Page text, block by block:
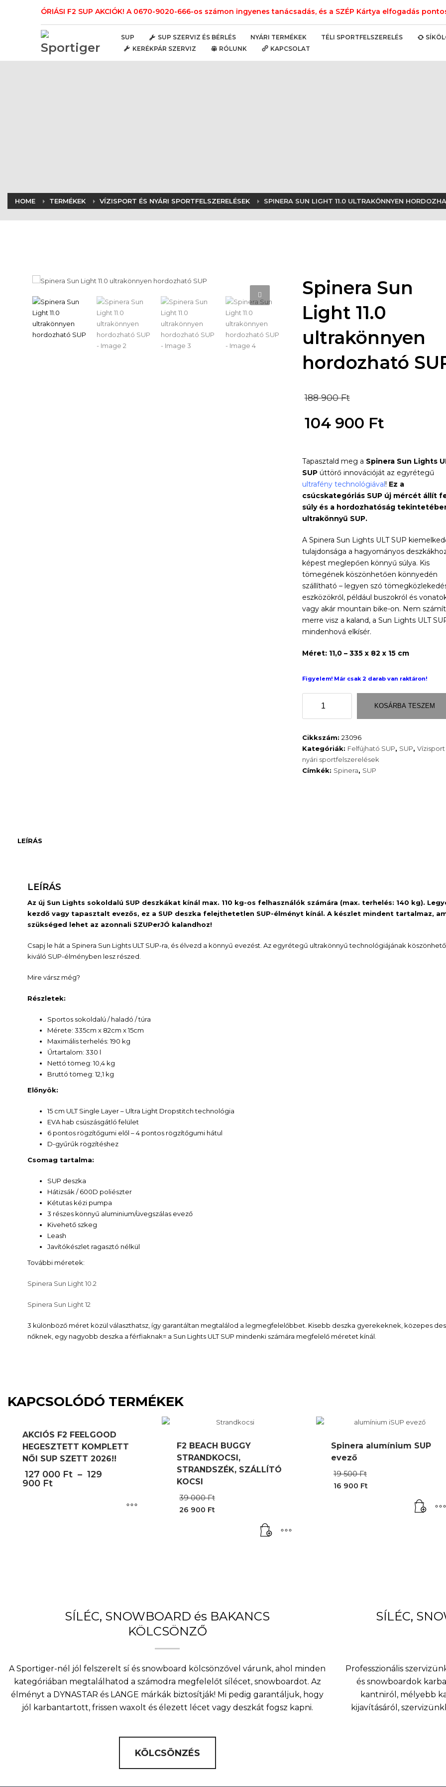
ÓRIÁSI F2 SUP AKCIÓK! A 0670-9020-666-os számon ingyenes tanácsadás, és a SZÉP Kártya elfogadás
SUP SUP SZERVIZ ÉS BÉRLÉS NYÁRI TERMÉKEK TÉLI SPORTFELSZERELÉS
KERÉKPÁR SZERVIZ
RÓLUNK KAPCSOLAT
HOME TERMÉKEK VÍZISPORT ÉS NYÁRI SPORTFELSZERELÉSEK SPINERA SUN LIGHT 11.0 ULTRAKÖNNYEN
Spinera Sun
Light 11.0
ultrakönnyen
hordozható
188 900Ft
price
188
900 Ft.
104 900 Ft
price
is:
104
900 Ft.
Tapasztald meg a Spinera Sun Lights
SUPúttörő innovációját az egyrétegű
ultrafény technológiával! Ez a
csúcskategóriás SUP új mércét állít
súly és a hordozhatóság
ultrakönnyű SUP.
A Spinera Sun Lights ULT SUP
tulajdonsága a hagyományos
képest meglepően könnyű súlya. Kis
tömegének köszönhetően könnyedén
szállítható – legyen szó
eszközökről, például buszokról és
vagy akár mountain bike-on. Nem
merre visz a kaland, a Sun Lights ULT
mindenhová elkísér.
Méret: 11,0 – 335 x 82 x 15 cm
Figyelem! Már csak 2 darab van raktáron!
Light
ultrakönnyen
hordozható
SUP
mennyiség
KOSÁRBA TESZEM
Cikkszám: 23096
Kategóriák: Felfújható SUP, SUP, Vízisport
nyári sportfelszerelések
Címkék: Spinera, SUP
LEÍRÁS
LEÍRÁS
Az új Sun Lights sokoldalú SUP deszkákat kínál max. 110 kg-os felhasználók számára (max. terhelés: 140 kg).
kezdő vagy tapasztalt evezős, ez a SUP deszka felejthetetlen SUP-élményt kínál. A készlet mindent tartalmaz,
szükséged lehet az azonnali SZUPerJÓ kalandhoz!
Csapj le hát a Spinera Sun Lights ULT SUP-ra, és élvezd a könnyű evezést. Az egyrétegű ultrakönnyű technológiájának
kiváló SUP-élményben lesz részed.
Mire vársz még?
Részletek:
Sportos sokoldalú / haladó / túra
Mérete: 335cm x 82cm x 15cm
Maximális terhelés: 190 kg
Űrtartalom: 330 l
Nettó tömeg: 10,4 kg
Bruttó tömeg: 12,1 kg
Előnyök:
15 cm ULT Single Layer – Ultra Light Dropstitch technológia
EVA hab csúszásgátló felület
6 pontos rögzítőgumi elől – 4 pontos rögzítőgumi hátul
D-gyűrűk rögzítéshez
Csomag tartalma:
SUP deszka
Hátizsák / 600D poliészter
Kétutas kézi pumpa
3 részes könnyű aluminium/üvegszálas evező
Kivehető szkeg
Leash
Javítókészlet ragasztó nélkül
További méretek:
Spinera Sun Light 10.2
Spinera Sun Light 12
3 különböző méret közül választhatsz, így garantáltan megtalálod a legmegfelelőbbet. Kisebb deszka gyerekeknek, közepes
nőknek, egy nagyobb deszka a férfiaknak= a Sun Lights ULT SUP mindenki számára megfelelő méretet kínál.
KAPCSOLÓDÓ TERMÉKEK
AKCIÓS F2 FEELGOOD
HEGESZTETT KOMPLETT
NŐI SUP SZETT 2026!!
127 000 Ft – 129
900 Ft
F2 BEACH BUGGY
STRANDKOCSI,
STRANDSZÉK, SZÁLLÍTÓ
KOCSI
39 000Ft
26 900 Ft
Spinera alumínium SUP
evező
19 500Ft
16 900 Ft
SÍLÉC, SNOWBOARD és BAKANCS
KÖLCSÖNZŐ
A Sportiger-nél jól felszerelt sí és snowboard kölcsönzővel várunk, ahol minden
kategóriában megtalálhatod a számodra megfelelőt sílécet, snowboardot. Az
élményt a DYNASTAR és LANGE márkák biztosítják! Mi pedig garantáljuk, hogy
jól karbantartott, frissen waxolt és élezett lécet vagy deszkát fogsz kapni.
KÖLCSÖNZÉS
SÍLÉC,
Professzionális
és snowboardok
kantniról, mélyebb
kijavításáról,